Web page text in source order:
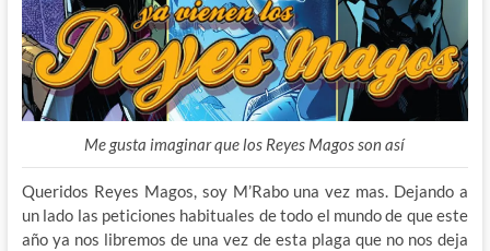
Me gusta imaginar que los Reyes Magos son así
Queridos Reyes Magos, soy M’Rabo una vez mas. Dejando a
un lado las peticiones habituales de todo el mundo de que este
año ya nos libremos de una vez de esta plaga que no nos deja